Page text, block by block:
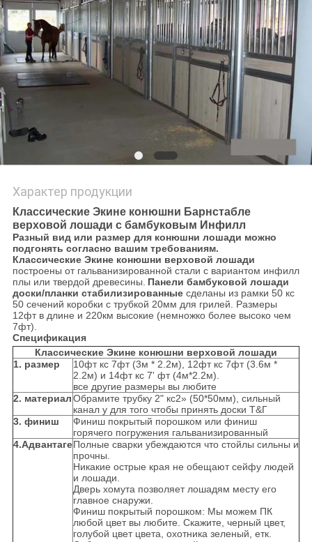
Характер продукции
Классические Экине конюшни Барнстабле
верховой лошади с бамбуковым Инфилл
Разный вид или размер для конюшни лошади можно
подгонять согласно вашим требованиям.
Классические Экине конюшни верховой лошади
построены от гальванизированной стали с вариантом инфилл
плы или твердой древесины. Панели бамбуковой лошади
доски/планки стабилизированныесделаны из рамки 50 кс
50 сечений коробки с трубкой 20мм для грилей. Размеры
12фт в длине и 220км высокие (немножко более высоко чем
7фт).
Спецификация
Классические Экине конюшни верховой лошади
1. размер
10фт кс 7фт (3м * 2.2м), 12фт кс 7фт (3.6м *
2.2м) и 14фт кс 7' фт (4м*2.2м).
все другие размеры вы любите
2. материалОбрамите трубку 2" кс2» (50*50мм), сильный
канал у для того чтобы принять доски Т&Г
3. финиш
Финиш покрытый порошком или финиш
горячего погружения гальванизированный
4.АдвантагеПолные сварки убеждаются что стойлы сильны и
прочны.
Никакие острые края не обещают сейфу людей
и лошади.
Дверь хомута позволяет лошадям месту его
главное снаружи.
Финиш покрытый порошком: Мы можем ПК
любой цвет вы любите. Скажите, черный цвет,
голубой цвет цвета, охотника зеленый, етк.